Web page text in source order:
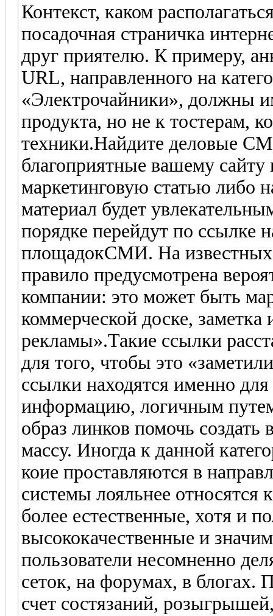
Контекст, каком
посадочная страничка
друг приятелю. К примеру,
URL, направленного на
«Электрочайники», должны
продукта, но не к тостерам,
техники.Найдите деловые
благоприятные вашему
маркетинговую статью либо
материал будет
порядке перейдут по ссылке
площадокСМИ. На известных
правило предусмотрена
компании: это может быть
коммерческой доске,
рекламы».Такие ссылки
для того, чтобы это
ссылки находятся именно
информацию, логичным
образ линков помочь
массу. Иногда к данной
коие проставляются в
системы лояльнее
более естественные, хотя и
высококачественные и
пользователи несомненно
сеток, на форумах, в блогах.
счет состязаний,